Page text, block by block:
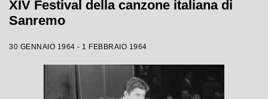
XIV Festival della canzone italiana di
Sanremo
30 GENNAIO 1964 - 1 FEBBRAIO 1964